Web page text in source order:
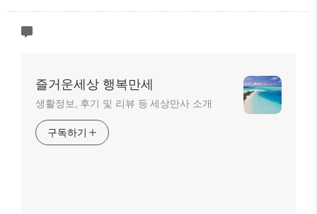
즐거운세상 행복만세
생활정보, 후기 및 리뷰 등 세상만사 소개
구독하기